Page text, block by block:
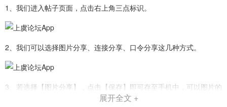
1、我们进入帖子页面，点击右上角三点标识。
2、我们可以选择图片分享、连接分享、口令分享这几种方式。
3、若选择【图片分享】，点击【保存】即可存至手机中，可以图片的
展开全文 +